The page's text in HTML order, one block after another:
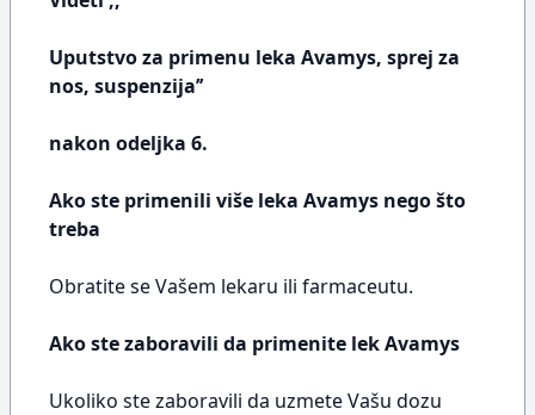
Uputstvo za primenu leka Avamys, sprej za
nos, suspenzija’’
nakon odeljka 6.
Ako ste primenili više leka Avamys nego što
treba
Obratite se Vašem lekaru ili farmaceutu.
Ako ste zaboravili da primenite lek Avamys
Ukoliko ste zaboravili da uzmete Vašu dozu